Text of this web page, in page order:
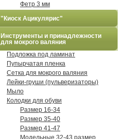
Фетр 3 мм
"Киоск Ацикулярис"
Инструменты и принадлежности
для мокрого валяния
Подложка под ламинат
Пупырчатая пленка
Сетка для мокрого валяния
Лейки-груши (пульверизаторы)
Мыло
Колодки для обуви
Размер 16-34
Размер 35-40
Размер 41-47
Модельные 32-43 размер